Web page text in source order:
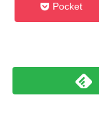
Pocket